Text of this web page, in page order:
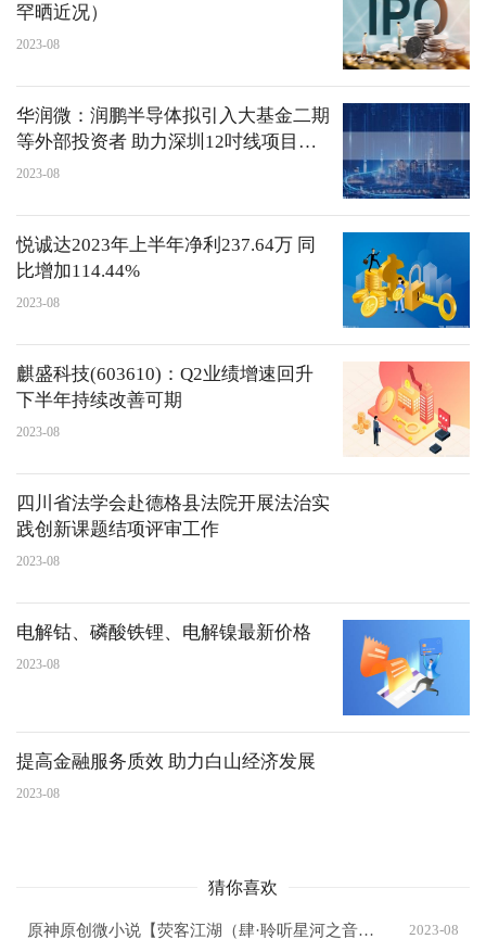
罕晒近况）
2023-08
华润微：润鹏半导体拟引入大基金二期
等外部投资者 助力深圳12吋线项目建
设
2023-08
悦诚达2023年上半年净利237.64万 同
比增加114.44%
2023-08
麒盛科技(603610)：Q2业绩增速回升
下半年持续改善可期
2023-08
四川省法学会赴德格县法院开展法治实
践创新课题结项评审工作
2023-08
电解钴、磷酸铁锂、电解镍最新价格
2023-08
提高金融服务质效 助力白山经济发展
2023-08
猜你喜欢
原神原创微小说【荧客江湖（肆·聆听星河之音）】 2023-08